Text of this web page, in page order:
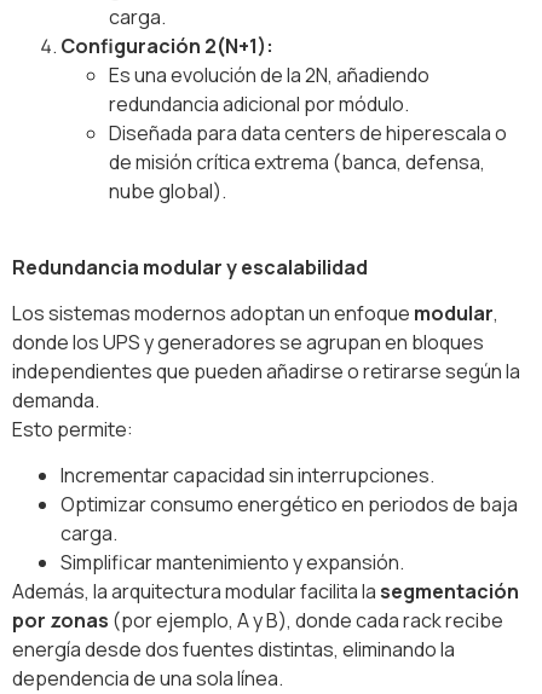
carga.
Configuración 2(N+1):
Es una evolución de la 2N, añadiendo
redundancia adicional por módulo.
Diseñada para data centers de hiperescala o
de misión crítica extrema (banca, defensa,
nube global).
Redundancia modular y escalabilidad
Los sistemas modernos adoptan un enfoque modular,
donde los UPS y generadores se agrupan en bloques
independientes que pueden añadirse o retirarse según la
demanda.
Esto permite:
Incrementar capacidad sin interrupciones.
Optimizar consumo energético en periodos de baja
carga.
Simplificar mantenimiento y expansión.
Además, la arquitectura modular facilita lasegmentación
por zonas (por ejemplo, A y B), donde cada rack recibe
energía desde dos fuentes distintas, eliminando la
dependencia de una sola línea.